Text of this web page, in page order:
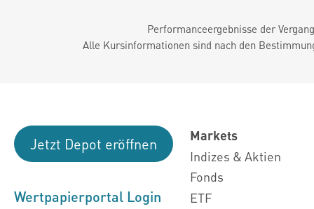
Performanceergebnisse der
Alle Kursinformationen sind nach den
Jetzt Depot eröffnen
Wertpapierportal Login
Markets
Indizes & Aktien
Fonds
ETF